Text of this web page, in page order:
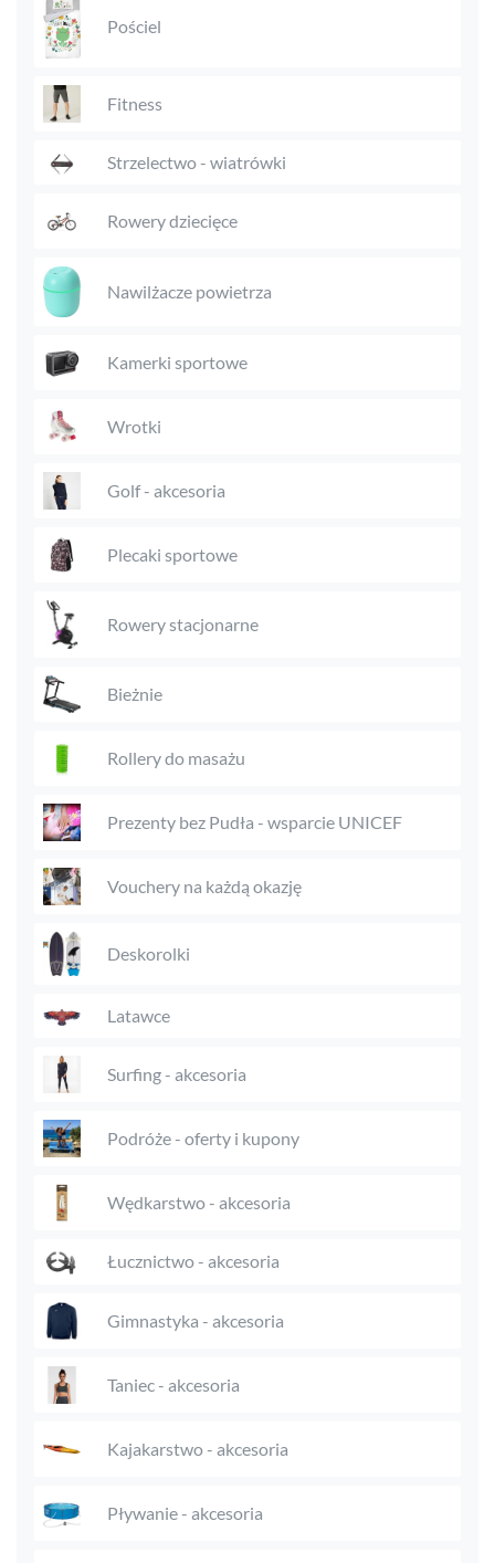
Pościel
Fitness
Strzelectwo - wiatrówki
Rowery dziecięce
Nawilżacze powietrza
Kamerki sportowe
Wrotki
Golf - akcesoria
Plecaki sportowe
Rowery stacjonarne
Bieżnie
Rollery do masażu
Prezenty bez Pudła - wsparcie UNICEF
Vouchery na każdą okazję
Deskorolki
Latawce
Surfing - akcesoria
Podróże - oferty i kupony
Wędkarstwo - akcesoria
Łucznictwo - akcesoria
Gimnastyka - akcesoria
Taniec - akcesoria
Kajakarstwo - akcesoria
Pływanie - akcesoria